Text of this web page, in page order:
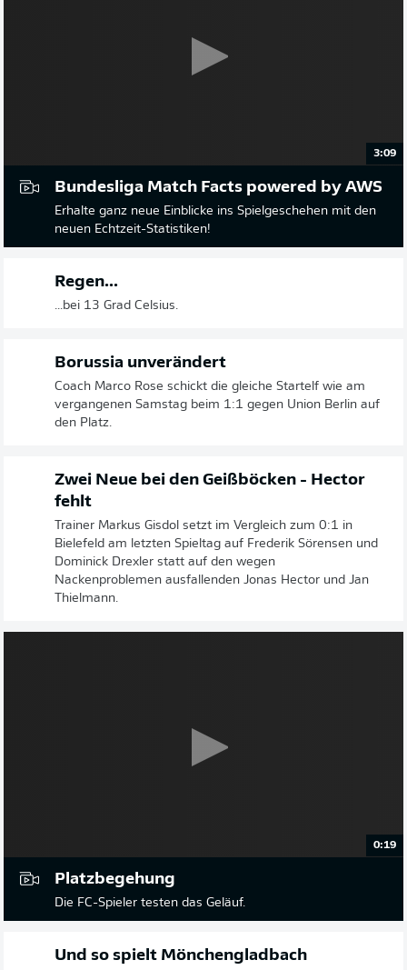
3:09
Bundesliga Match Facts powered by AWS
Erhalte ganz neue Einblicke ins Spielgeschehen mit den
neuen Echtzeit-Statistiken!
Regen...
...bei 13 Grad Celsius.
Borussia unverändert
Coach Marco Rose schickt die gleiche Startelf wie am
vergangenen Samstag beim 1:1 gegen Union Berlin auf
den Platz.
Zwei Neue bei den Geißböcken - Hector
fehlt
Trainer Markus Gisdol setzt im Vergleich zum 0:1 in
Bielefeld am letzten Spieltag auf Frederik Sörensen und
Dominick Drexler statt auf den wegen
Nackenproblemen ausfallenden Jonas Hector und Jan
Thielmann.
0:19
Platzbegehung
Die FC-Spieler testen das Geläuf.
Und so spielt Mönchengladbach